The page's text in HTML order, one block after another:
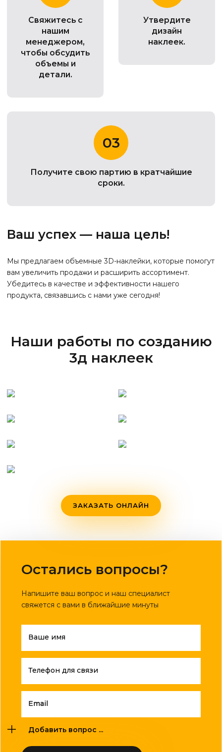
Свяжитесь с
нашим
менеджером,
чтобы обсудить
объемы и
детали.
Утвердите
дизайн
наклеек.
03
Получите свою партию в кратчайшие
сроки.
Ваш успех — наша цель!
Мы предлагаем объемные 3D-наклейки, которые помогут
вам увеличить продажи и расширить ассортимент.
Убедитесь в качестве и эффективности нашего
продукта, связавшись с нами уже сегодня!
Наши работы по созданию
3д наклеек
ЗАКАЗАТЬ ОНЛАЙН
Остались вопросы?
Напишите ваш вопрос и наш специалист
свяжется с вами в ближайшие минуты
Ваше имя
Телефон для связи
Email
Добавить вопрос ...